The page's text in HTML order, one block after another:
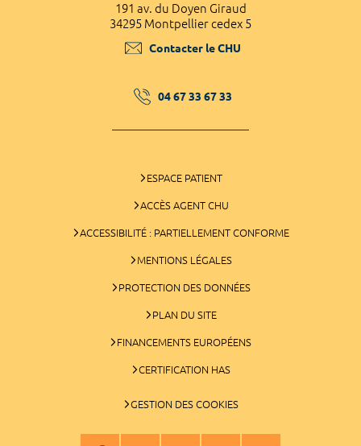
191 av. du Doyen Giraud
34295 Montpellier cedex 5
Contacter le CHU
04 67 33 67 33
ESPACE PATIENT
ACCÈS AGENT CHU
ACCESSIBILITÉ : PARTIELLEMENT CONFORME
MENTIONS LÉGALES
PROTECTION DES DONNÉES
PLAN DU SITE
FINANCEMENTS EUROPÉENS
CERTIFICATION HAS
GESTION DES COOKIES